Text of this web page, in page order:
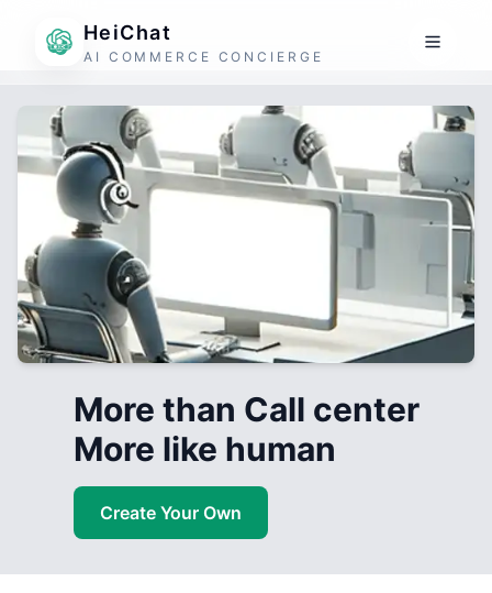
HeiChat
AI COMMERCE CONCIERGE
More than Call center
More like human
Create Your Own